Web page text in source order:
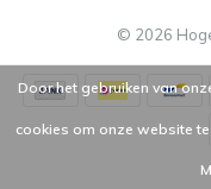
© 2026
Door het gebruiken van
cookies om onze website